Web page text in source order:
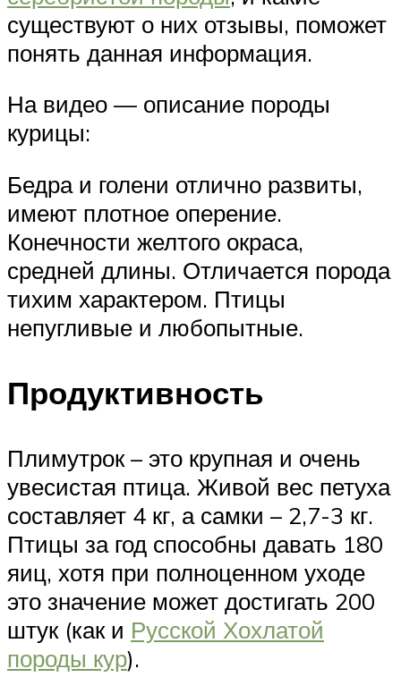
существуют о них отзывы, поможет
понять данная информация.
На видео — описание породы
курицы:
Бедра и голени отлично развиты,
имеют плотное оперение.
Конечности желтого окраса,
средней длины. Отличается порода
тихим характером. Птицы
непугливые и любопытные.
Продуктивность
Плимутрок – это крупная и очень
увесистая птица. Живой вес петуха
составляет 4 кг, а самки – 2,7-3 кг.
Птицы за год способны давать 180
яиц, хотя при полноценном уходе
это значение может достигать 200
штук (как и Русской Хохлатой
породы кур).